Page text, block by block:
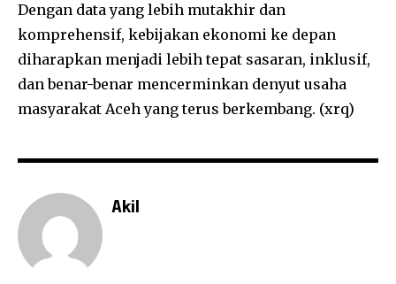
Dengan data yang lebih mutakhir dan
komprehensif, kebijakan ekonomi ke depan
diharapkan menjadi lebih tepat sasaran, inklusif,
dan benar-benar mencerminkan denyut usaha
masyarakat Aceh yang terus berkembang. (xrq)
Akil